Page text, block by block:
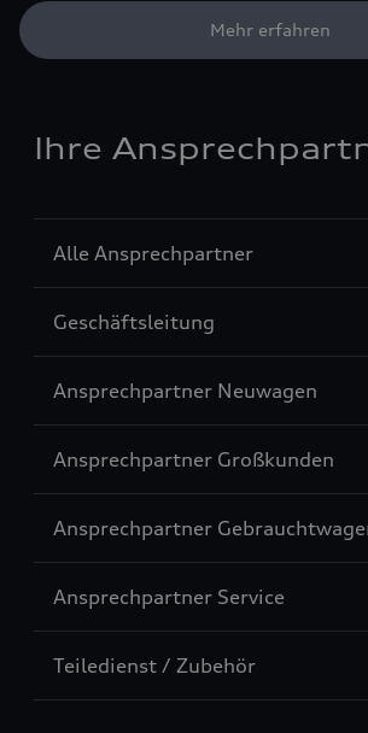
Mehr erfahren
Ihre
Alle AnsprechpartnerSección
Geschäftsleitung
Ansprechpartner Neuwagen
Ansprechpartner Großkunden
Ansprechpartner
Ansprechpartner ServiceSección
Teiledienst / ZubehörSección